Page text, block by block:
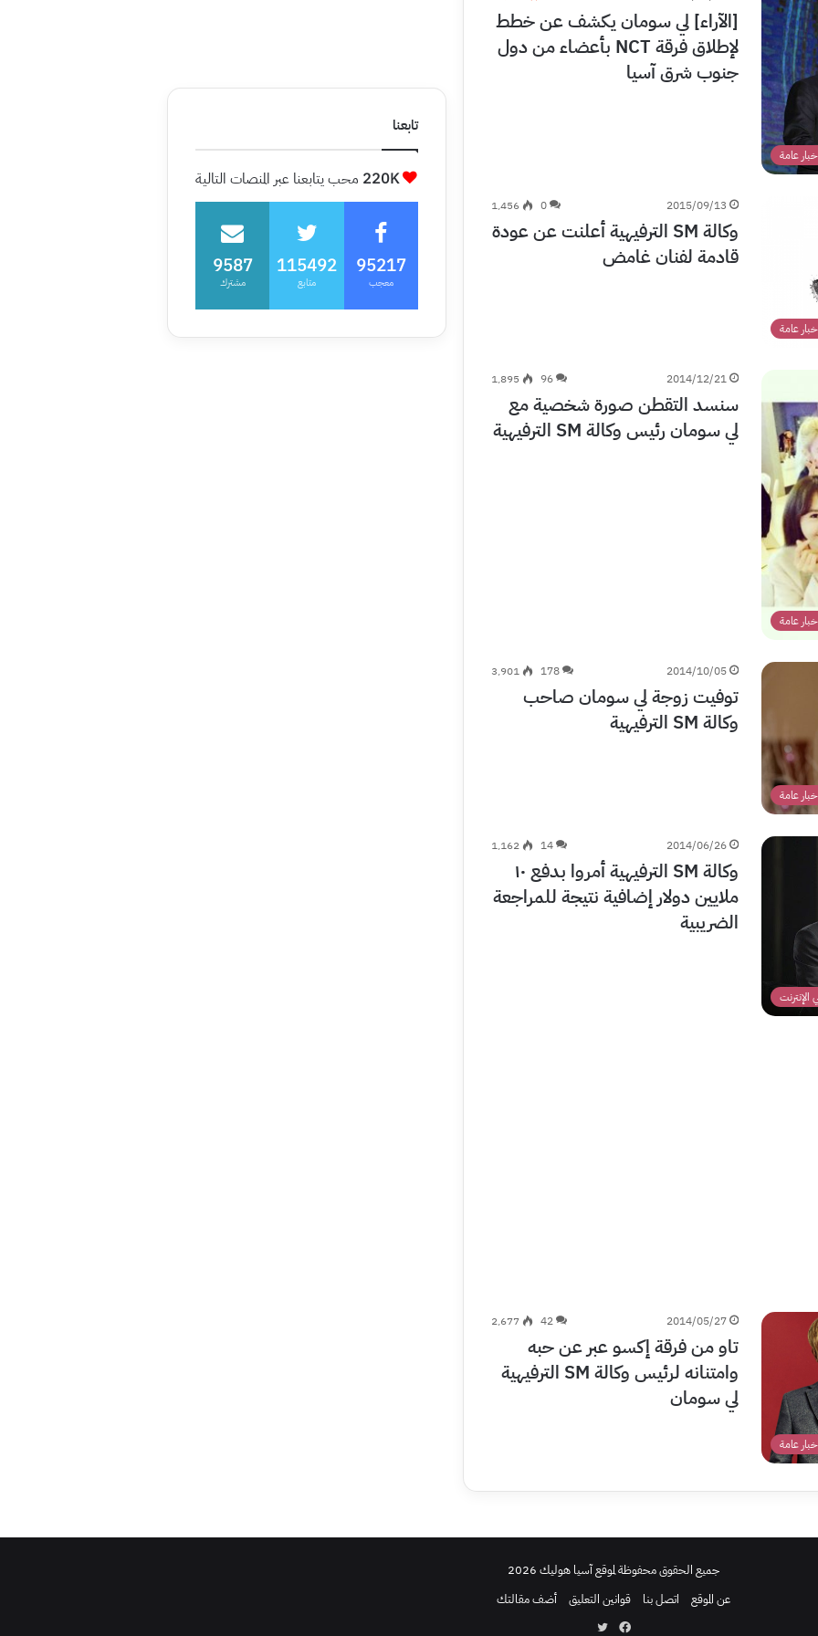
عامة
[الآراء] لي سومان يكشف عن خطط
لإطلاق فرقة NCT بأعضاء من دول
جنوب شرق آسيا
عامة
2015/09/13
0 1٬456
وكالة SM الترفيهية أعلنت عن عودة
قادمة لفنان غامض
عامة
2014/12/21
96 1٬895
سنسد التقطن صورة شخصية مع
لي سومان رئيس وكالة SM الترفيهية
عامة
2014/10/05
178 3٬901
توفيت زوجة لي سومان صاحب
وكالة SM الترفيهية
2014/06/26
14 1٬162
وكالة SM الترفيهية أمروا بدفع ١٠
ملايين دولار إضافية نتيجة للمراجعة
الضريبية
عامة
2014/05/27
42 2٬677
تاو من فرقة إكسو عبر عن حبه
وامتنانه لرئيس وكالة SM الترفيهية
لي سومان
تابعنا
220K محب يتابعنا عبر المنصات التالية
95217
معجب
115492
متابع
9587
مشترك
جميع الحقوق محفوظة لموقع آسيا هوليك 2026
عن الموقع
اتصل بنا قوانين التعليق
أضف مقالتك
فيسبوك